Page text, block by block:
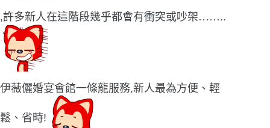
,許多新人在這階段幾乎都會有衝突或吵架……..
伊薇儷婚宴會館一條龍服務,新人最為方便、輕
鬆、省時!